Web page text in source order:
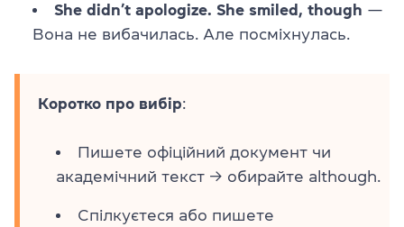
She didn’t apologize. She smiled, though —
Вона не вибачилась. Але посміхнулась.
Коротко про вибір:
Пишете офіційний документ чи
академічний текст → обирайте although.
Спілкуєтеся або пишете